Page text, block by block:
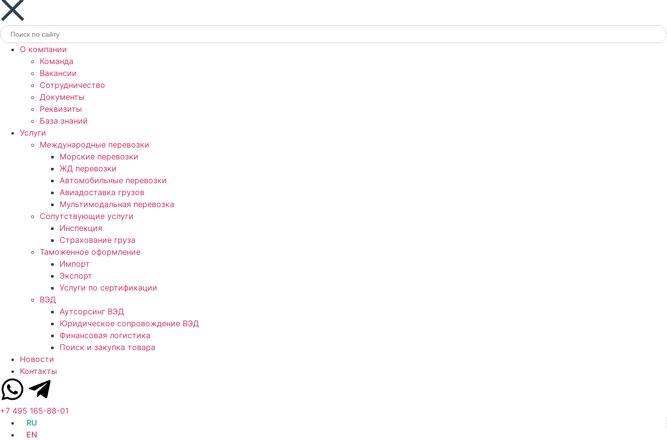
Search
for:
О компании
Команда
Вакансии
Сотрудничество
Документы
Реквизиты
База знаний
Услуги
Международные перевозки
Морские перевозки
ЖД перевозки
Автомобильные перевозки
Авиадоставка грузов
Мультимодальная перевозка
Сопутствующие услуги
Инспекция
Страхование груза
Таможенное оформление
Импорт
Экспорт
Услуги по сертификации
ВЭД
Аутсорсинг ВЭД
Юридическое сопровождение ВЭД
Финансовая логистика
Поиск и закупка товара
Новости
Контакты
+7 495 165-88-01
RU
EN